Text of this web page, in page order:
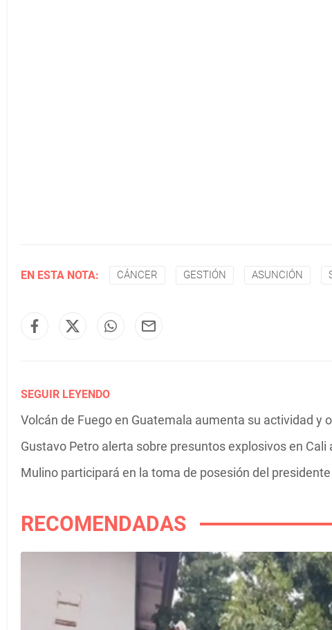
EN ESTA NOTA: CÁNCER GESTIÓN ASUNCIÓN
SEGUIR LEYENDO
Volcán de Fuego en Guatemala aumenta su actividad y
Gustavo Petro alerta sobre presuntos explosivos en
Mulino participará en la toma de posesión del
RECOMENDADAS